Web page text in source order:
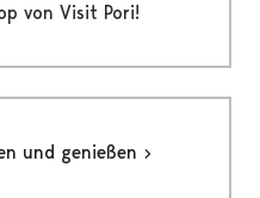
von Visit Pori!
und genießen